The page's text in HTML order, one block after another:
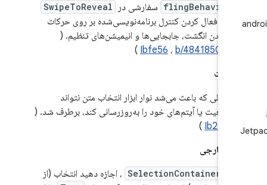
flingBehavior سفارشی در SwipeToReveal
برای فعال کردن کنترل برنامه‌نویسی‌شده بر روی حرکات
کشیدن انگشت، جابجایی‌ها و انیمیشن‌های تنظیم. (
Ibfe56،b/484185090
)
مشکلی که باعث می‌شد نوار ابزار انتخاب متن نتواند
موقعیت یا آیتم‌های خود را به‌روزرسانی کند، برطرف شد. (
Ib2566
SelectionContainer ، اجازه دهید انتخاب (از